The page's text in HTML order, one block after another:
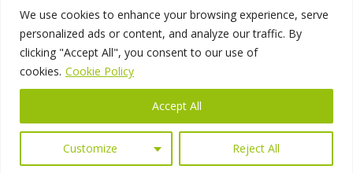
We use cookies to enhance your browsing experience, serve
personalized ads or content, and analyze our traffic. By
clicking "Accept All", you consent to our use of
cookies. Cookie Policy
Customize Reject All
Accept All
– Lyon – France